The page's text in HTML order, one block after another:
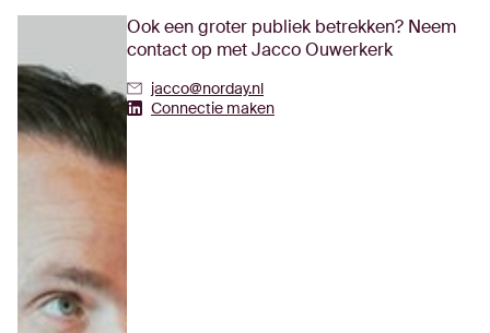
Ook een groter publiek betrekken? Neem
contact op met Jacco Ouwerkerk
jacco@norday.nl
Connectie maken
Jacco Ouwerkerk's Linkedin